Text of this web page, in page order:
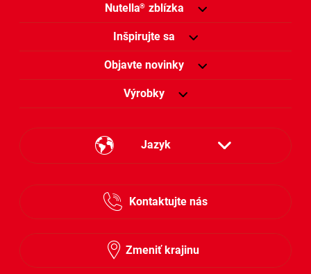
Nutella® zblízka
Inšpirujte sa
Objavte novinky
Výrobky
Jazyk
Česky
Kontaktujte nás
Zmeniť krajinu